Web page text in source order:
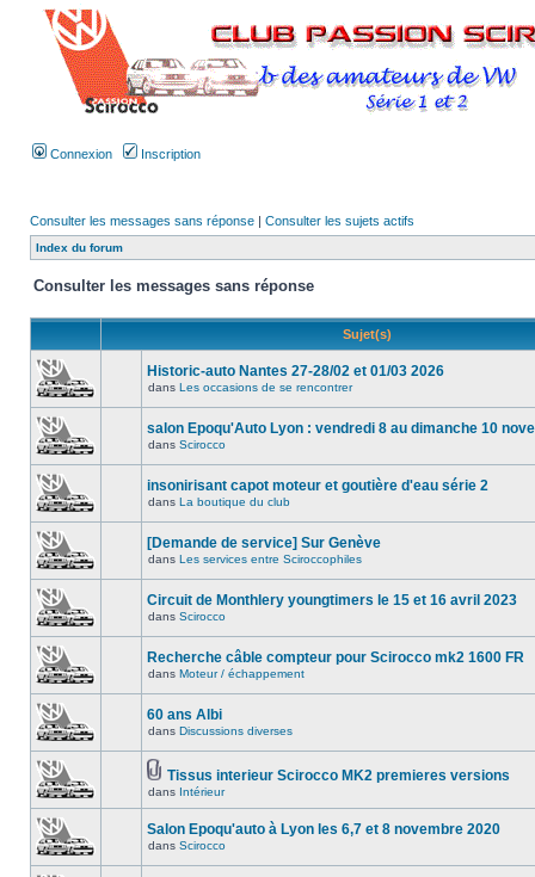
Connexion Inscription
Consulter les messages sans réponse | Consulter les sujets actifs
Index du forum
Consulter les messages sans réponse
Sujet(s)
Historic-auto Nantes 27-28/02 et 01/03 2026
dans Les occasions de se rencontrer
salon Epoqu'Auto Lyon : vendredi 8 au dimanche 10
dans Scirocco
insonirisant capot moteur et goutière d'eau série 2
dans La boutique du club
[Demande de service] Sur Genève
dans Les services entre Sciroccophiles
Circuit de Monthlery youngtimers le 15 et 16 avril 2023
dans Scirocco
Recherche câble compteur pour Scirocco mk2 1600 FR
dans Moteur / échappement
60 ans Albi
dans Discussions diverses
Tissus interieur Scirocco MK2 premieres versions
dans Intérieur
Salon Epoqu'auto à Lyon les 6,7 et 8 novembre 2020
dans Scirocco